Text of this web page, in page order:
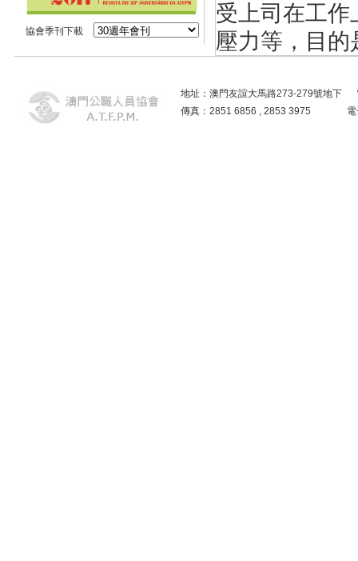
協會季刊下載
受上司在工
壓力等，目
這批教師
地址：澳門友誼大馬路273-279號地下
傳真：2851 6856 , 2853 3975 電